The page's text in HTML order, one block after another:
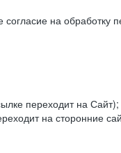
на обработку
переходит на Сайт);
на сторонние